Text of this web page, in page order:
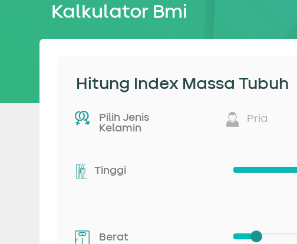
Kalkulator Bmi
Hitung Index Massa Tubuh
Pilih Jenis
Kelamin
Pria
Tinggi
Berat